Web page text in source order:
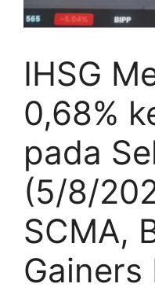
IHSG
0,68%
pada
(5/8/
SCMA,
Gainers